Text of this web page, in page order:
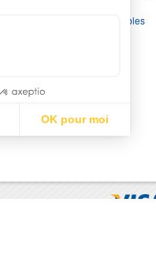
avec les marques les plus fiables